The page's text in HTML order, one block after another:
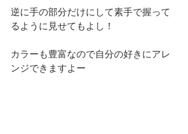
逆に手の部分だけにして素手で握って
るように見せてもよし！
カラーも豊富なので自分の好きにアレ
ンジできますよー